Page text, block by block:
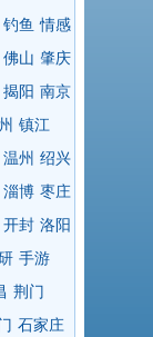
钓鱼 情感
佛山 肇庆
揭阳 南京
镇江
温州 绍兴
淄博 枣庄
开封 洛阳
手游
荆门
石家庄